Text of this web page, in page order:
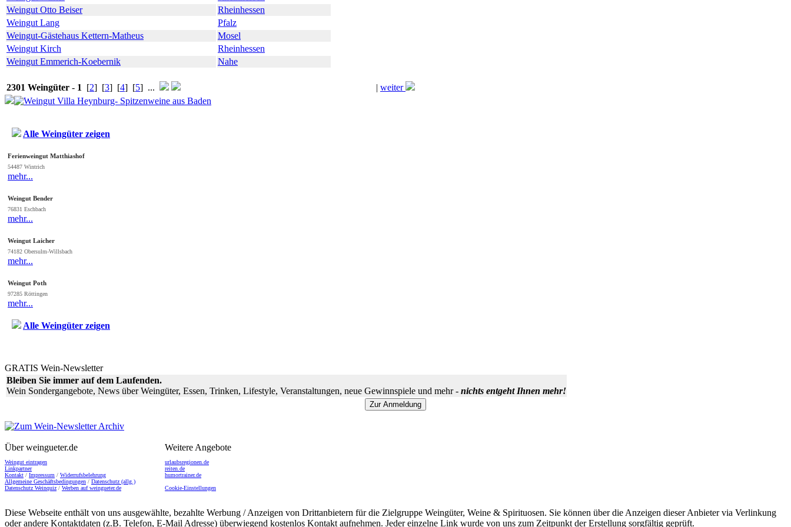
Weingut Otto Beiser
Rheinhessen
Weingut Lang
Pfalz
Weingut-Gästehaus Kettern-Matheus
Mosel
Weingut Kirch
Rheinhessen
Weingut Emmerich-Koebernik
Nahe
2301 Weingüter - 1 [2] [3] [4] [5] ... | weiter
Alle Weingüter zeigen
Ferienweingut Matthiashof
54487 Wintrich
mehr...
Weingut Bender
76831 Eschbach
mehr...
Weingut Laicher
74182 Obersulm-Willsbach
mehr...
Weingut Poth
97285 Röttingen
mehr...
Alle Weingüter zeigen
GRATIS Wein-Newsletter
Bleiben Sie immer auf dem Laufenden.
Wein Sondergangebote, News über Weingüter, Essen, Trinken, Lifestyle, Veranstaltungen, neue Gewinnspiele und mehr - nichts entgeht Ihnen mehr!
Über weingueter.de
Weingut eintragen
Linkpartner
Kontakt / Impressum / Widerrufsbelehrung
Allgemeine Geschäftsbedingungen / Datenschutz (allg.)
Datenschutz Weinquiz / Werben auf weingueter.de
Weitere Angebote
urlaubsregionen.de
reiten.de
humortrainer.de
Cookie-Einstellungen
Diese Webseite enthält von uns ausgewählte, bezahlte Werbung / Anzeigen von Drittanbietern für die Zielgruppe Weingüter, Weine & Spirituosen. Sie können über die Anzeigen dieser Anbieter via Verlinkung
oder andere Kontaktdaten (z.B. Telefon, E-Mail Adresse) überwiegend kostenlos Kontakt aufnehmen. Jeder einzelne Link wurde von uns zum Zeitpunkt der Erstellung sorgfältig geprüft.